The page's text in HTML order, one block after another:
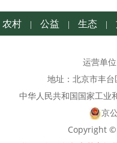
农村 公益 生态
运营单
地址：北京市丰
中华人民共和国国家工业
京
Copyright ©